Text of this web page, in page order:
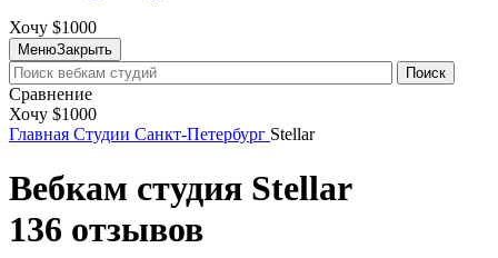
Хочу $1000
МенюЗакрыть
Поиск
Сравнение
Хочу $1000
Главная Студии Санкт-Петербург Stellar
Вебкам студия Stellar
136 отзывов